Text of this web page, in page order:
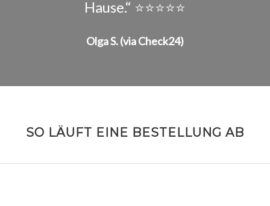
Hause.“ ⭐⭐⭐⭐⭐
Olga S. (via Check24)
SO LÄUFT EINE BESTELLUNG AB